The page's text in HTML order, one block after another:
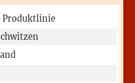
Produktlinie